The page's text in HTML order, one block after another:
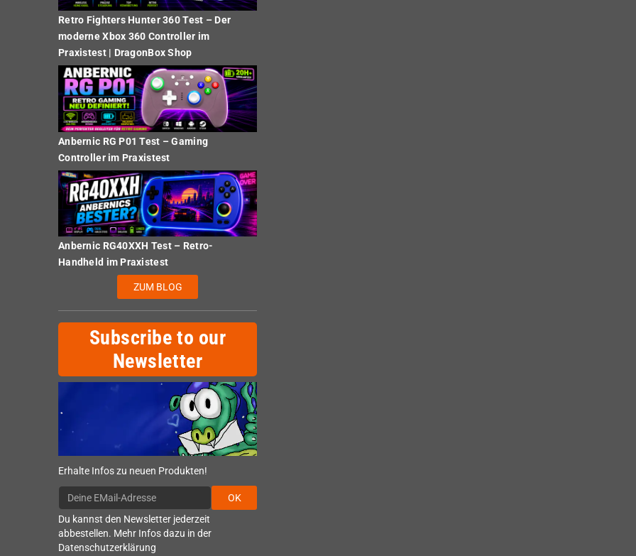
Retro Fighters Hunter 360 Test – Der
moderne Xbox 360 Controller im
Praxistest | DragonBox Shop
Anbernic RG P01 Test – Gaming
Controller im Praxistest
Anbernic RG40XXH Test – Retro-
Handheld im Praxistest
ZUM BLOG
Subscribe to our
Newsletter
Erhalte Infos zu neuen Produkten!
OK
Du kannst den Newsletter jederzeit
abbestellen. Mehr Infos dazu in der
Datenschutzerklärung